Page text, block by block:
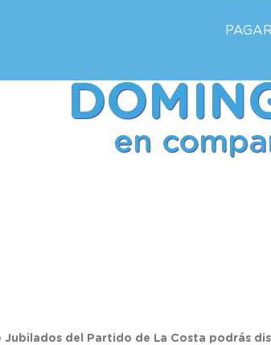
PAGAR
en
Jubilados del Partido de La Costa podrás